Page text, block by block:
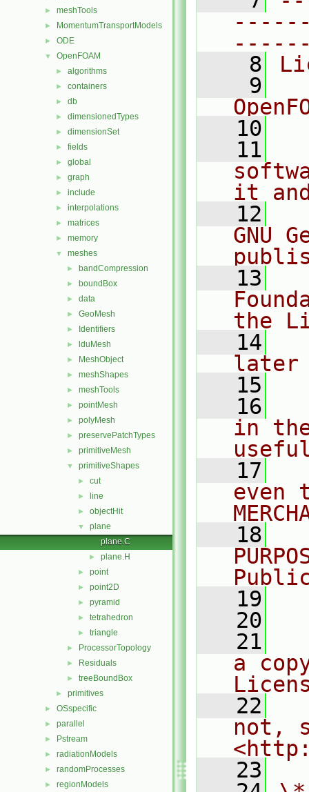
► meshTools
► MomentumTransportModels
► ODE
▼ OpenFOAM
► algorithms
► containers
► db
► dimensionedTypes
► dimensionSet
► fields
► global
► graph
► include
► interpolations
► matrices
► memory
▼ meshes
► bandCompression
► boundBox
► data
► GeoMesh
► Identifiers
► lduMesh
► MeshObject
► meshShapes
► meshTools
► pointMesh
► polyMesh
► preservePatchTypes
► primitiveMesh
▼ primitiveShapes
► cut
► line
► objectHit
▼
plane
plane.C
► plane.H
► point
► point2D
► pyramid
► tetrahedron
► triangle
► ProcessorTopology
► Residuals
► treeBoundBox
► primitives
► OSspecific
► parallel
► Pstream
► radiationModels
► randomProcesses
► regionModels
    8
    9
   10
   11
it
   12
GNU
   13
the
   14
later
   15
   16
in
   17
even
   18
   19
   20
   21
a
   22
not,
   23